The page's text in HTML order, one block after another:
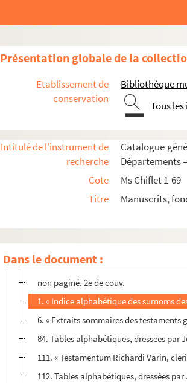
Présentation globale de la
Etablissement de
conservation
Bibliothèque
Tous
Intitulé de l'instrument de
recherche
Catalogue
Départements
Cote
Ms Chiflet 1-69
Titre
Manuscrits,
Dans le document :
Ms Chiflet 45. « Tome 4 de papiers
Ms Chiflet 47. Démêlés entre la ville de
Ms Chiflet 48. Testaments et épitaphes
Fol. 1. « Indice alphabétique des
Fol. 6. « Extraits sommaires des
Fol. 113. « Testament d'Antoine
Fol. 138. « Épitaphes qui sont sur les
Fol. 145. « Épitaphes du couvent des
Fol. 149. « Épitaphes qui sont en
Fol. 155. « Testamentum Joannis dicti
non paginé. 2e de couv.
1. « Indice alphabétique des surnoms
6. « Extraits sommaires des
84. Tables alphabétiques, dressées
111. « Testamentum Richardi Varin,
112. Tables alphabétiques, dressées